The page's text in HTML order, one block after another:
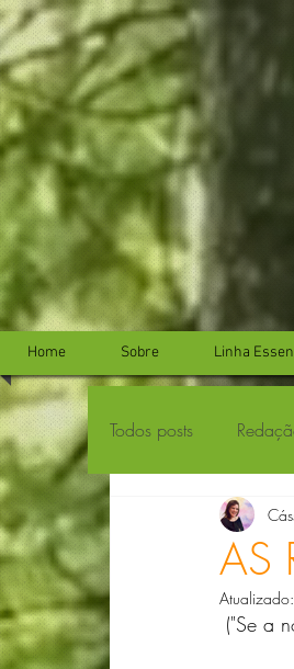
...
Home Sobre Linha
Todos posts
Denise Giarelli
Dra. Luciana
AS
Atualizado:
("Se a